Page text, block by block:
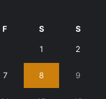
F S S
1 2
7 8 9